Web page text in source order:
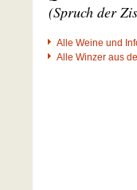
(Spruch der
Alle Weine und
Alle Winzer aus